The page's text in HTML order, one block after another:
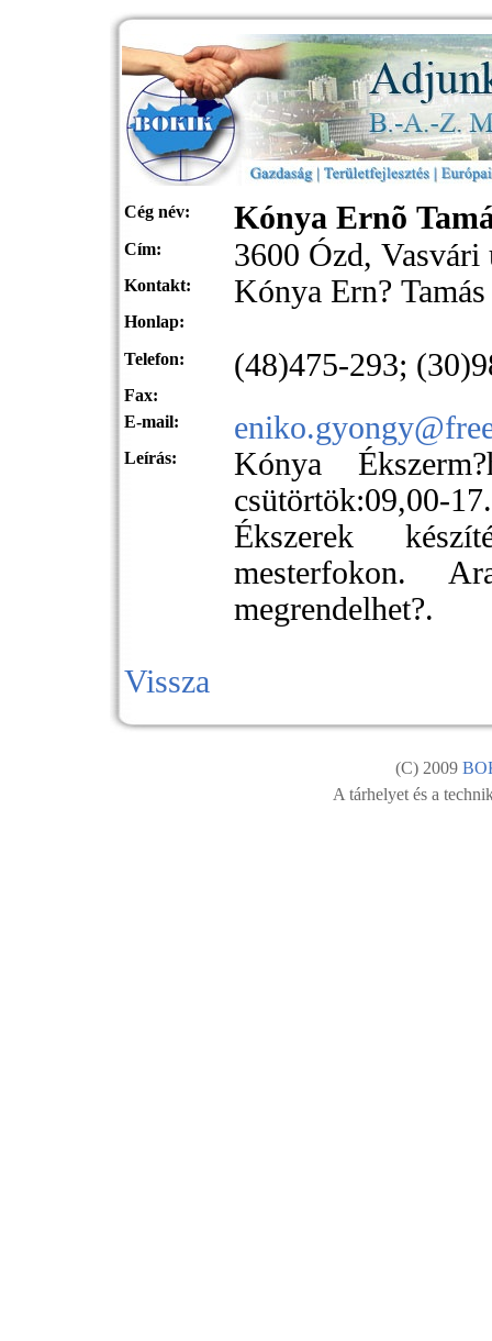
Cég név: Kónya Ernõ
Cím: 3600 Ózd, Vasvári
Kontakt: Kónya Ern? Tamás
Honlap:
Telefon:
(48)475-
Fax:
E-mail:
Leírás:
Kónya
Ékszerek
mesterfokon.
megrendelhet?.
Vissza
(C) 2009
A tárhelyet és a